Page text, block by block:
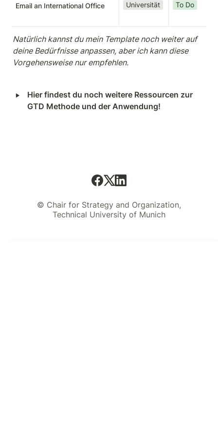
Email an International Office Universität To Do
Natürlich kannst du mein Template noch weiter auf
deine Bedürfnisse anpassen, aber ich kann diese
Vorgehensweise nur empfehlen.
‣
Hier findest du noch weitere Ressourcen zur
GTD Methode und der Anwendung!
© Chair for Strategy and Organization,
Technical University of Munich